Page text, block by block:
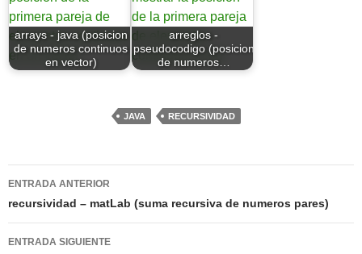
arrays - java (posicion
de numeros continuos
en vector)
arreglos -
pseudocodigo (posicion
de numeros…
JAVA RECURSIVIDAD
Navegación
de
entradas
ENTRADA ANTERIOR
recursividad – matLab (suma recursiva de numeros pares)
ENTRADA SIGUIENTE